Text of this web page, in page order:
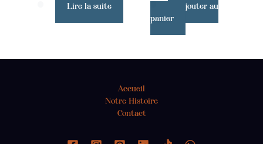
Lire la suite
Ajouter au
panier
Accueil
Notre Histoire
Contact